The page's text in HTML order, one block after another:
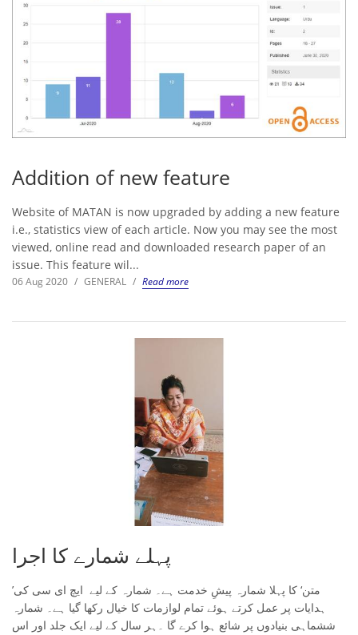
Addition of new feature
Website of MATAN is now upgraded by adding a new feature
i.e., statistics view of each article. Now you may see the most
viewed, online read and downloaded research paper of an
issue. This feature wil...
06 Aug 2020 / GENERAL / Read more
پہلے شمارے کا اجرا
’متن‘ کا پہلا شمارہ پیشِ خدمت ہے۔ شمارہ کے لیے ایچ ای سی کی
ہدایات پر عمل کرتے ہوئے تمام لوازمات کا خیال رکھا گیا ہے۔ شمارہ
ششماہی بنیادوں پر شائع ہوا کرے گا ۔ہر سال کے لیے ایک جلد اور اس